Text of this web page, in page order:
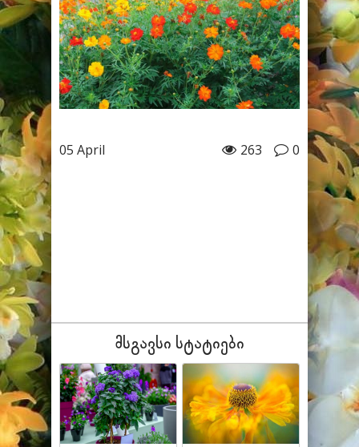
05 April 0
263
მსგავსი სტატიები